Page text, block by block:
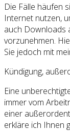
Die Fälle häufen
Internet nutzen,
auch Downloads
vorzunehmen.
Sie jedoch mit
Kündigung,
Eine
immer vom
einer
erkläre ich Ihnen